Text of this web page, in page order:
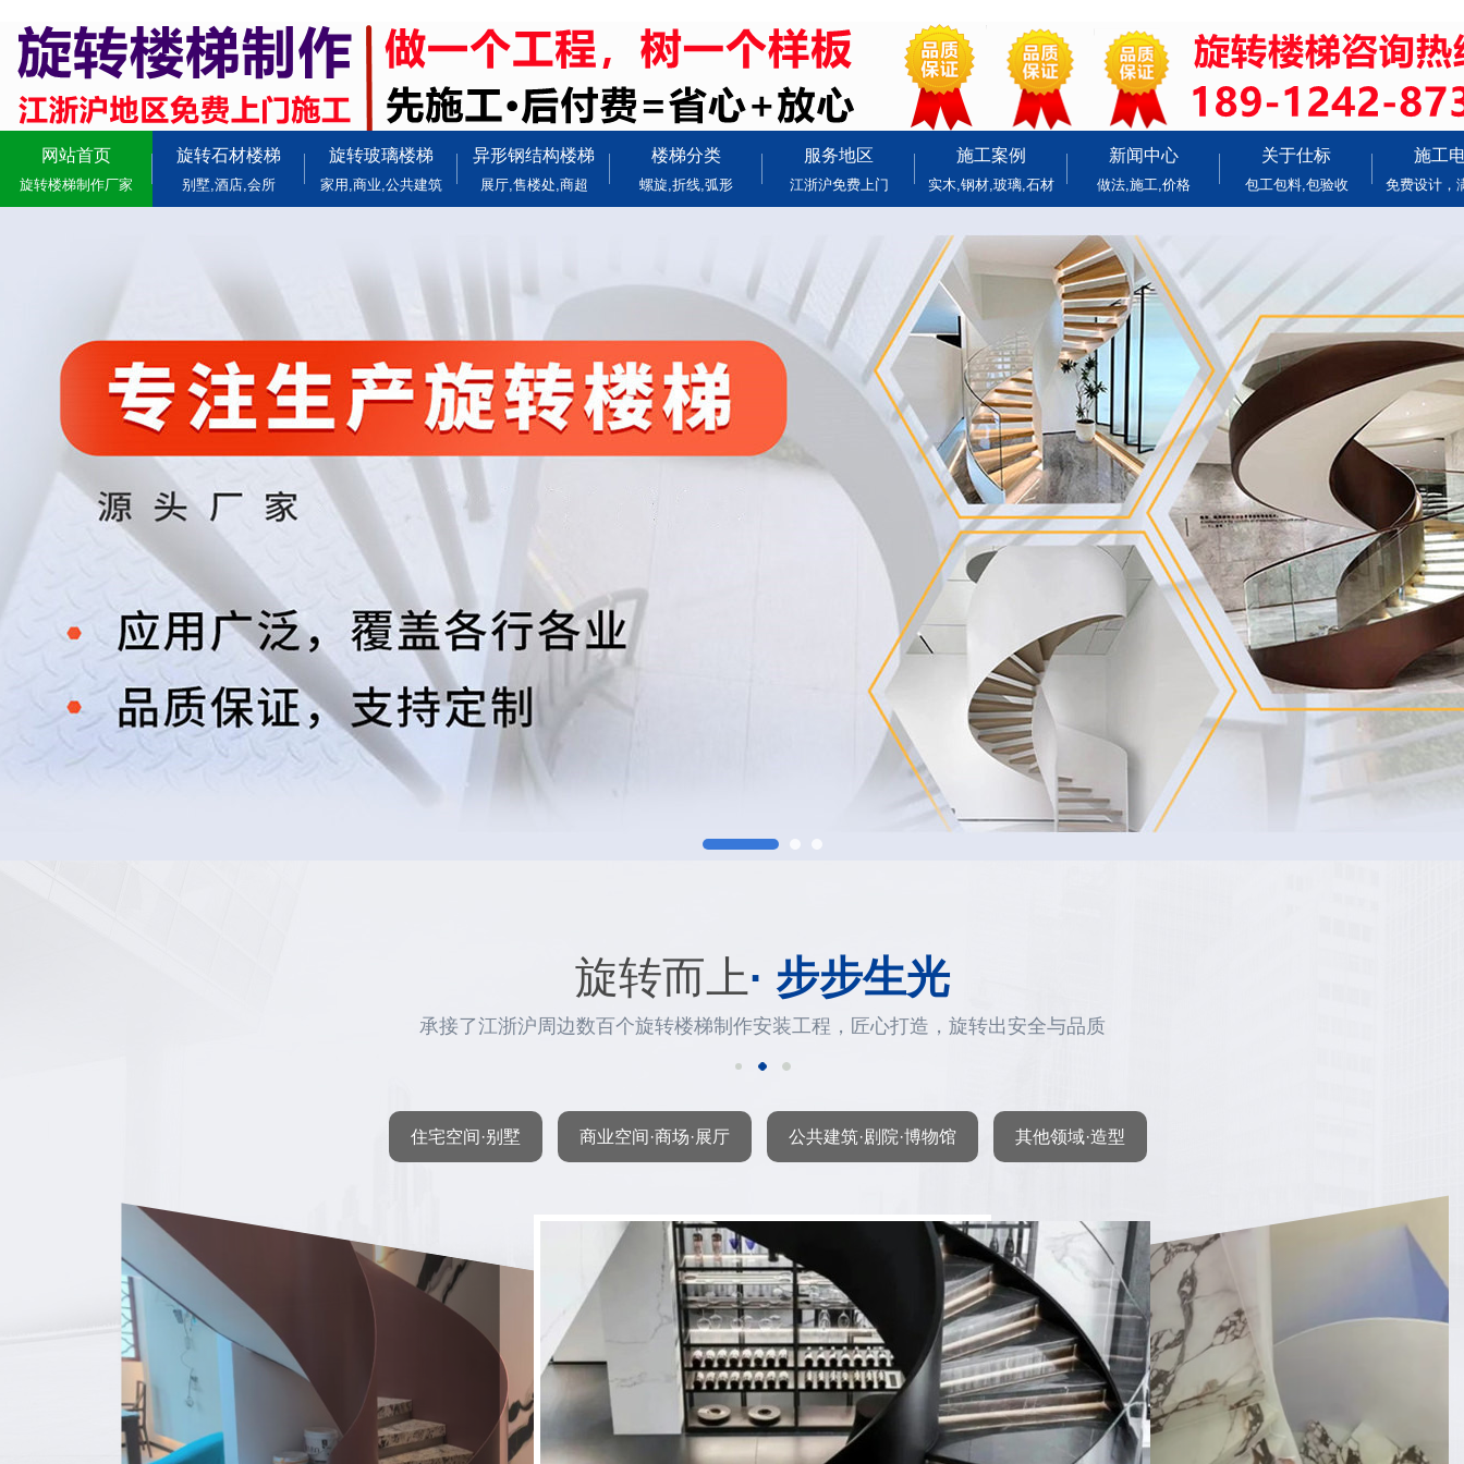
网站首页
旋转楼梯制作厂家
旋转石材楼梯
别墅,酒店,会所
旋转玻璃楼梯
家用,商业,公共建筑
异形钢结构楼梯
展厅,售楼处,商超
楼梯分类
螺旋,折线,弧形
服务地区
江浙沪免费上门
施工案例
实木,钢材,玻璃,石材
新闻中心
做法,施工,价格
关于仕标
包工包料,包验收
施工
免费设计，
旋转而上· 步步生光
承接了江浙沪周边数百个旋转楼梯制作安装工程，匠心打造，旋转出安全与品质
住宅空间·别墅 商业空间·商场·展厅 公共建筑·剧院·博物馆 其他领域·造型